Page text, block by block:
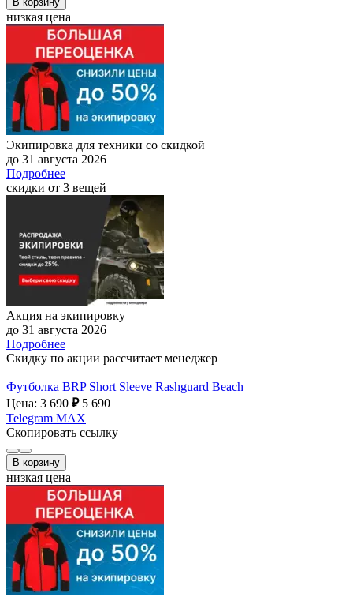
низкая цена
Экипировка для техники со скидкой
до 31 августа 2026
Подробнее
скидки от 3 вещей
Акция на экипировку
до 31 августа 2026
Подробнее
Скидку по акции рассчитает менеджер
Футболка BRP Short Sleeve Rashguard Beach
Цена: 3 690 ₽ 5 690
Telegram MAX
Скопировать ссылку
В корзину
низкая цена